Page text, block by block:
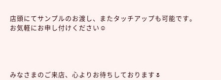
店頭にてサンプルのお渡し、またタッチアップも可能です。
お気軽にお申し付けください☺️
みなさまのご来店、心よりお待ちしております🌷